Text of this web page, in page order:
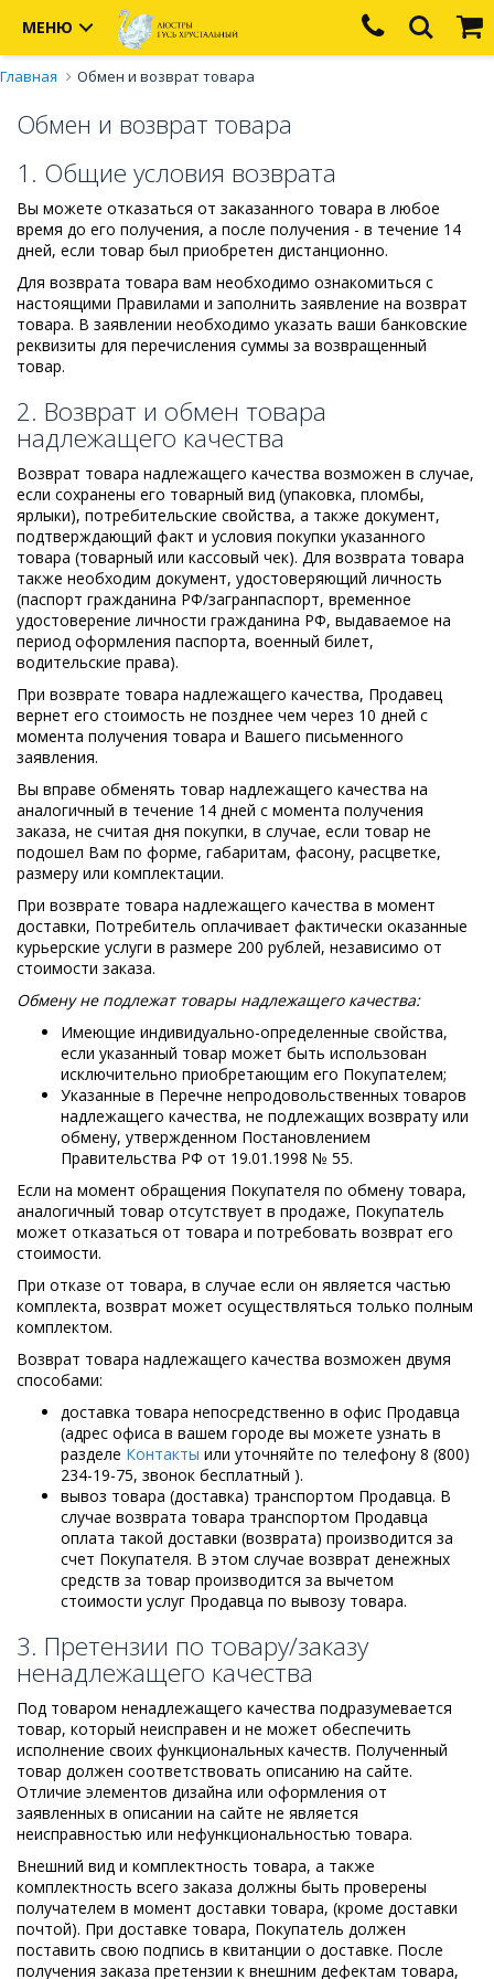
МЕНЮ
Главная Обмен и возврат товара
Обмен и возврат товара
1. Общие условия возврата
Вы можете отказаться от заказанного товара в любое
время до его получения, а после получения - в течение 14
дней, если товар был приобретен дистанционно.
Для возврата товара вам необходимо ознакомиться с
настоящими Правилами и заполнить заявление на возврат
товара. В заявлении необходимо указать ваши банковские
реквизиты для перечисления суммы за возвращенный
товар.
2. Возврат и обмен товара
надлежащего качества
Возврат товара надлежащего качества возможен в случае,
если сохранены его товарный вид (упаковка, пломбы,
ярлыки), потребительские свойства, а также документ,
подтверждающий факт и условия покупки указанного
товара (товарный или кассовый чек). Для возврата товара
также необходим документ, удостоверяющий личность
(паспорт гражданина РФ/загранпаспорт, временное
удостоверение личности гражданина РФ, выдаваемое на
период оформления паспорта, военный билет,
водительские права).
При возврате товара надлежащего качества, Продавец
вернет его стоимость не позднее чем через 10 дней с
момента получения товара и Вашего письменного
заявления.
Вы вправе обменять товар надлежащего качества на
аналогичный в течение 14 дней с момента получения
заказа, не считая дня покупки, в случае, если товар не
подошел Вам по форме, габаритам, фасону, расцветке,
размеру или комплектации.
При возврате товара надлежащего качества в момент
доставки, Потребитель оплачивает фактически оказанные
курьерские услуги в размере 200 рублей, независимо от
стоимости заказа.
Обмену не подлежат товары надлежащего качества:
Имеющие индивидуально-определенные свойства,
если указанный товар может быть использован
исключительно приобретающим его Покупателем;
Указанные в Перечне непродовольственных товаров
надлежащего качества, не подлежащих возврату или
обмену, утвержденном Постановлением
Правительства РФ от 19.01.1998 № 55.
Если на момент обращения Покупателя по обмену товара,
аналогичный товар отсутствует в продаже, Покупатель
может отказаться от товара и потребовать возврат его
стоимости.
При отказе от товара, в случае если он является частью
комплекта, возврат может осуществляться только полным
комплектом.
Возврат товара надлежащего качества возможен двумя
способами:
доставка товара непосредственно в офис Продавца
(адрес офиса в вашем городе вы можете узнать в
разделе Контакты или уточняйте по телефону 8 (800)
234-19-75, звонок бесплатный ).
вывоз товара (доставка) транспортом Продавца. В
случае возврата товара транспортом Продавца
оплата такой доставки (возврата) производится за
счет Покупателя. В этом случае возврат денежных
средств за товар производится за вычетом
стоимости услуг Продавца по вывозу товара.
3. Претензии по товару/заказу
ненадлежащего качества
Под товаром ненадлежащего качества подразумевается
товар, который неисправен и не может обеспечить
исполнение своих функциональных качеств. Полученный
товар должен соответствовать описанию на сайте.
Отличие элементов дизайна или оформления от
заявленных в описании на сайте не является
неисправностью или нефункциональностью товара.
Внешний вид и комплектность товара, а также
комплектность всего заказа должны быть проверены
получателем в момент доставки товара, (кроме доставки
почтой). При доставке товара, Покупатель должен
поставить свою подпись в квитанции о доставке. После
получения заказа претензии к внешним дефектам товара,